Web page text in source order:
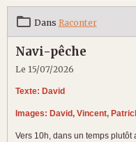
Dans Raconter
Navi-pêche
Le 15/07/2026
Texte: David
Images: David, Vincent,
Vers 10h, dans un temps